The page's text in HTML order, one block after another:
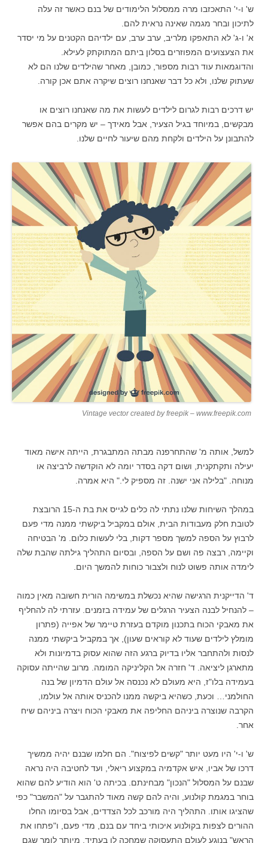
ש' ו-י' התאכזבו מרה ממסלול הלימודים של בנם כאשר זה עלה
לתיכון ובחר מגמה שאינה נראית להם.
א' ו-ג' לא התאפקו מלריב, ערב ערב, עם ילדיהם הקטנים על מי יסדר
את הצעצועים המפוזרים בסלון ביתם המתוקתק לעילא.
והדוגמאות עוד רבות מספור, כמובן, מאחר שהילדים שלנו הם לא
שעתוק שלנו, ולא כל דבר שאנחנו רוצים שיקרה אתם אכן קורה.
יש דרכים רבות לגרום לילדים לעשות את מה שאנחנו רוצים או
מבקשים, במיוחד בגיל הצעיר, אבל מאידך – יש מקרים בהם אפשר
להתבונן על הילדים ולקחת מהם שיעור לחיים שלנו.
Vintage vector created by freepik – www.freepik.com
למשל, אותה מ' שהתחרפנה מבתה המתבגרת, הייתה אישה מאוד
יעילה ותקתקנית, ושום דקה בסדר יומה לא הוקדשה לרביצה או
מנוחה. "בלילה אני ישנה. זה מספיק לי." היא אמרה.
במהלך השיחות שלנו נתתי לה כלים לגייס את בת ה-15 הרובצת
לטובת חלק מעבודות הבית, אולם במקביל ביקשתי ממנה מדי פעם
לרבוץ על הספה למשך מספר דקות, בלי לעשות כלום. מ' הבטיחה
וקיימה, רבצה פה ושם על הספה, ובסיום התהליך גילתה שהבת שלה
לימדה אותה פשוט לנוח ולצבור כוחות להמשך היום.
ד' הדייקנית הרגישה שהיא נכשלת במשימה הורית חשובה מאין כמוה
– להנחיל לבנה הצעיר הרגלים של עמידה בזמנים. עזרתי לה להחליף
את מאבקי הכוח בתכנון מוקדם בעזרת טיימר של אפייה (פתרון
מומלץ לילדים שעוד לא קוראים שעון), אך במקביל ביקשתי ממנה
לנסות ולהתחבר אליו בדיוק ברגע הזה שהוא עסוק בדמיונות ולא
מתארגן ליציאה. ד' חזרה אל הקליניקה המומה. מרוב שהייתה עסוקה
בעמידה בלו"ז, היא מעולם לא נכנסה אל עולם הדמיון של בנה
החולמני… וכעת, כשהיא ביקשה ממנו להכניס אותה אל עולמו,
הקרבה שנוצרה ביניהם החליפה את מאבקי הכוח ויצרה ביניהם שיח
אחר.
ש' ו-י' היו מעט יותר "קשים לפיצוח". הם חלמו שבנם יהיה ממשיך
דרכו של אביו, איש אקדמיה במקצוע ריאלי, ועד לחטיבה היה נראה
שבנם על המסלול "הנכון" מבחינתם. בכיתה ט' הוא הודיע להם שהוא
בוחר במגמת קולנוע, והיה להם קשה מאוד להתגבר על "המשבר" כפי
שהציגו אותו. התהליך היה מורכב לכל הצדדים, אבל בסיומו החלו
ההורים לצפות בקולנוע איכותי ביחד עם בנם, מדי פעם, ו"פתחו את
הראש" בנוגע לעולם התעסוקה שמחכה לו בעתיד. מיותר לומר שגם